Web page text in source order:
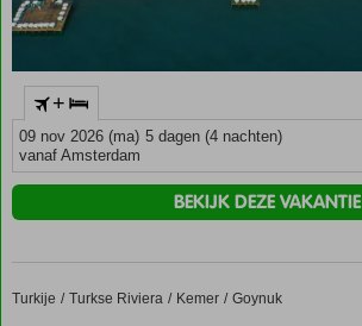
+
09 nov 2026 (ma) 5 dagen (4 nachten)
vanaf Amsterdam
BEKIJK DEZE VAKANTIE
Home
Turkije Turkse Riviera Kemer Goynuk
Crystal Prestige Elite